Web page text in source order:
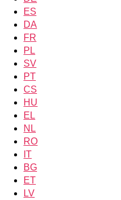
ES
DA
FR
PL
SV
PT
CS
HU
EL
NL
RO
IT
BG
ET
LV